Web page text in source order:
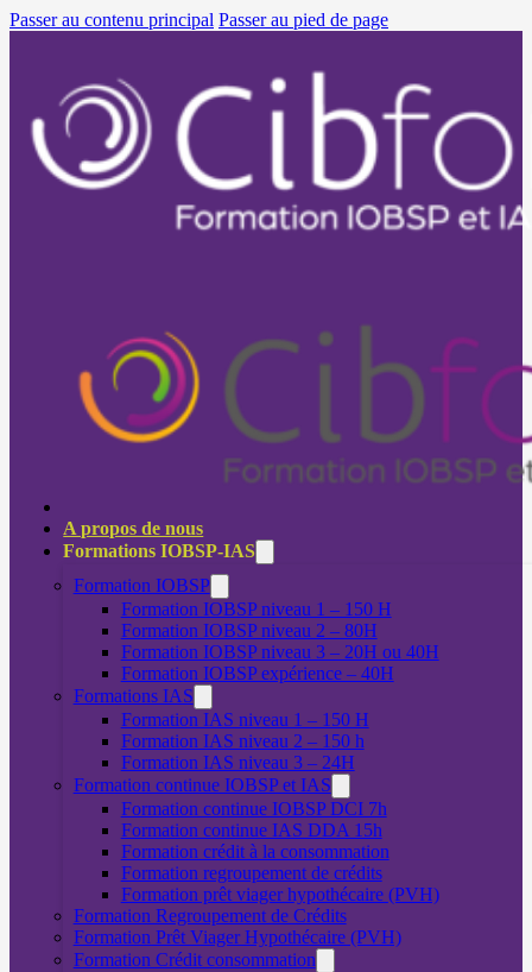
Passer au contenu principal Passer au pied de page
A propos de nous
Formations IOBSP-IAS
Formation IOBSP
Formation IOBSP niveau 1 – 150 H
Formation IOBSP niveau 2 – 80H
Formation IOBSP niveau 3 – 20H ou 40H
Formation IOBSP expérience – 40H
Formations IAS
Formation IAS niveau 1 – 150 H
Formation IAS niveau 2 – 150 h
Formation IAS niveau 3 – 24H
Formation continue IOBSP et IAS
Formation continue IOBSP DCI 7h
Formation continue IAS DDA 15h
Formation crédit à la consommation
Formation regroupement de crédits
Formation prêt viager hypothécaire (PVH)
Formation Regroupement de Crédits
Formation Prêt Viager Hypothécaire (PVH)
Formation Crédit consommation